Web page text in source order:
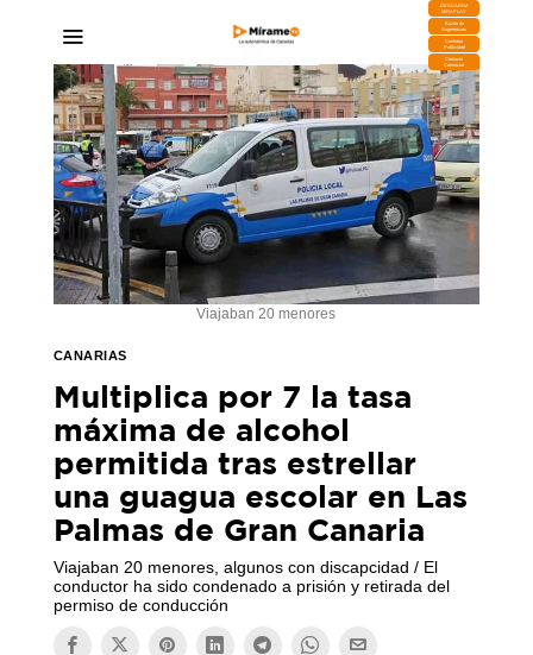
DESCARGA
MIRAPLAY
Buzón de
Sugerencias
Contratar
Publicidad
Contacto
Comercial
Viajaban 20 menores
CANARIAS
Multiplica por 7 la tasa
máxima de alcohol
permitida tras estrellar
una guagua escolar en Las
Palmas de Gran Canaria
Viajaban 20 menores, algunos con discapcidad / El
conductor ha sido condenado a prisión y retirada del
permiso de conducción